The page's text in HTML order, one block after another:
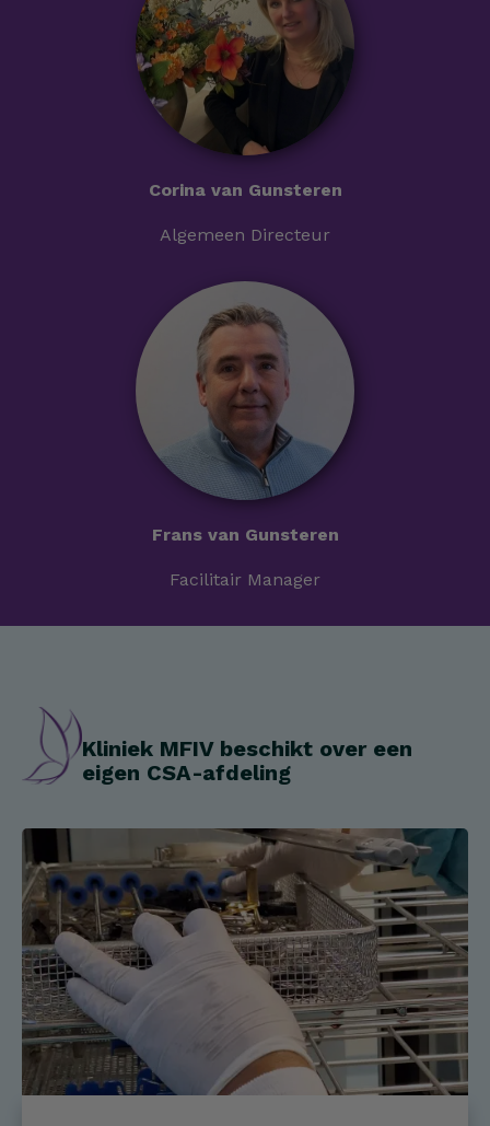
Corina van Gunsteren
Algemeen Directeur
Frans van Gunsteren
Facilitair Manager
Kliniek MFIV beschikt over een
eigen CSA-afdeling